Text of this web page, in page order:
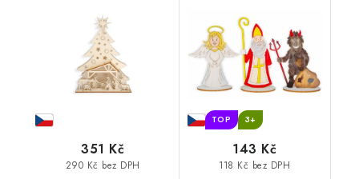
290 Kč bez DPH
351 Kč
TOP 3+
118 Kč bez DPH
143 Kč